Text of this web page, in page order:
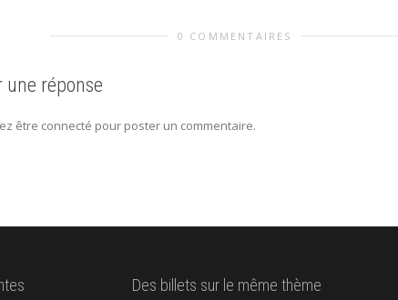
0 COMMENTAIRES
une réponse
être connecté pour poster un commentaire.
Des billets sur le même thème